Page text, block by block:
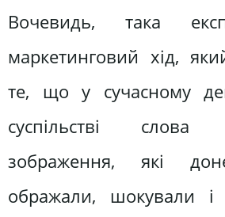
Вочевидь, така
маркетинговий хід,
те, що у сучасному
суспільстві
зображення, які
ображали, шокували і